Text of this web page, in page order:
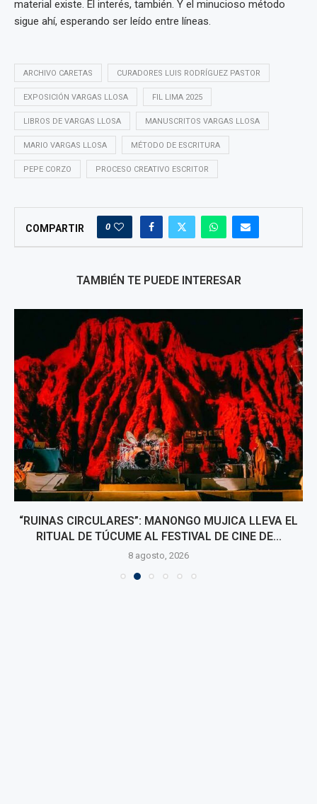
material existe. El interés, también. Y el minucioso método
sigue ahí, esperando ser leído entre líneas.
ARCHIVO CARETAS CURADORES LUIS RODRÍGUEZ PASTOR
EXPOSICIÓN VARGAS LLOSA FIL LIMA 2025
LIBROS DE VARGAS LLOSA MANUSCRITOS VARGAS LLOSA
MARIO VARGAS LLOSA MÉTODO DE ESCRITURA
PEPE CORZO PROCESO CREATIVO ESCRITOR
COMPARTIR 0
TAMBIÉN TE PUEDE INTERESAR
“RUINAS CIRCULARES”: MANONGO MUJICA LLEVA EL
RITUAL DE TÚCUME AL FESTIVAL DE CINE DE...
8 agosto, 2026